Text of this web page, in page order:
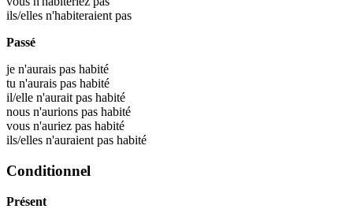
ils/elles n'habiteraient pas
Passé
je n'aurais pas habité
tu n'aurais pas habité
il/elle n'aurait pas habité
nous n'aurions pas habité
vous n'auriez pas habité
ils/elles n'auraient pas habité
Conditionnel
Présent